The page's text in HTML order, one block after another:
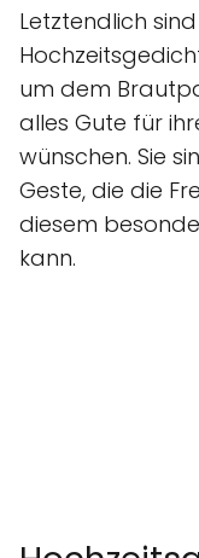
Letztendlich
um dem
alles Gute für
wünschen. Sie
Geste, die die
diesem
kann.